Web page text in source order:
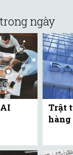
ngày
Trật
hàng